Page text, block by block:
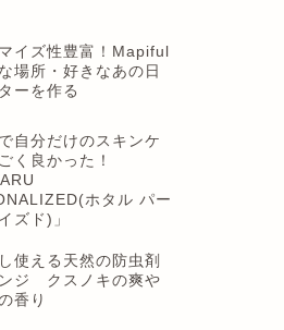
イズ性豊富！Mapiful
場所・好きなあの日
ーを作る
自分だけのスキンケ
く良かった！
ホタル パー
ズド)」
使える天然の防虫剤
ジ クスノキの爽や
香り